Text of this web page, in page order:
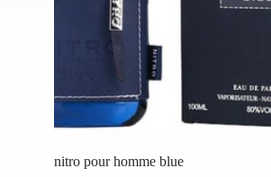
nitro pour homme blue